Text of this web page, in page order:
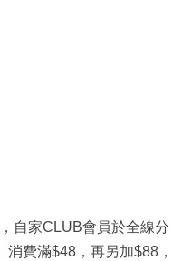
自家CLUB會員於全線分
費滿$48，再另加$88，